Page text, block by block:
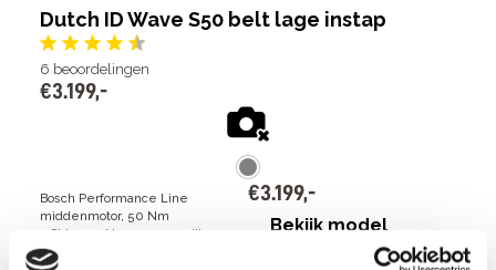
Dutch ID Wave S50 belt lage instap
6 beoordelingen
€3.199,-
Bosch Performance Line
middenmotor, 50 Nm
7 Shimano Nexus versnellingen
Actieradius van 50 tot 120 km
€3.199,-
Bekijk model